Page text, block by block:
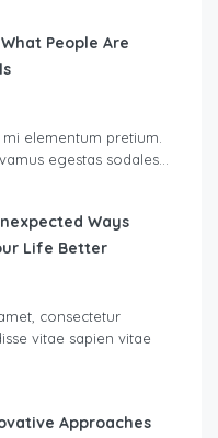
What People Are
elementum pretium.
egestas sodales…
Ways
Life Better
consectetur
vitae sapien vitae
Approaches